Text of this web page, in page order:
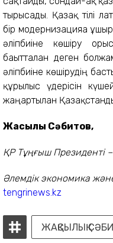
тырысады. Қазақ тілі
бір модернизацияға
әліпбиіне көшіру
бағытталған деген
әліпбиіне көшірудің
құрылыс үдерісін
жаңартылған
Жақсылық Сәбитов,
ҚР Тұңғыш Президенті
Әлемдік экономика
tengrinews.kz
ЖАҚСЫЛЫҚ